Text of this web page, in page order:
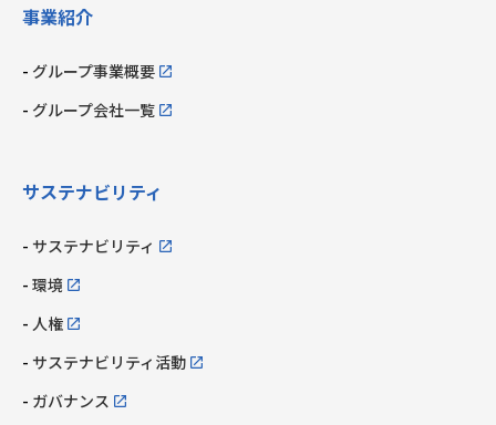
事業紹介
グループ事業概要
グループ会社一覧
サステナビリティ
サステナビリティ
環境
人権
サステナビリティ活動
ガバナンス